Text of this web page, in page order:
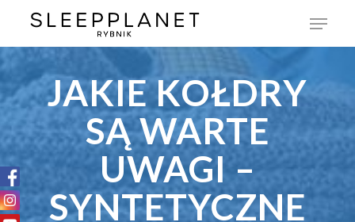
JAKIE KOŁDRY
SĄ WARTE
UWAGI –
SYNTETYCZNE